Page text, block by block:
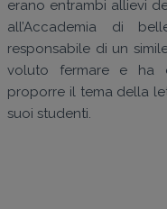
erano entrambi allievi
all’Accademia di
responsabile di un
voluto fermare e ha
proporre il tema della
suoi studenti.